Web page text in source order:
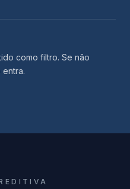
como filtro. Se não